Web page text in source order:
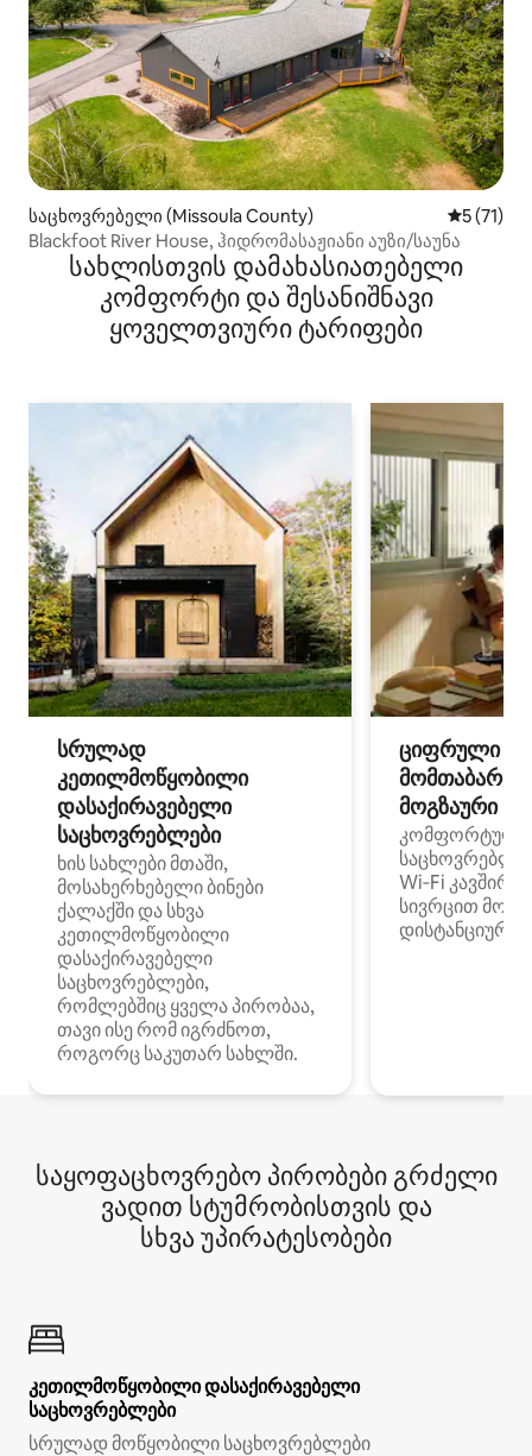
საცხოვრებელი (Missoula County) საშუალო
5 (71)
Blackfoot River House, ჰიდრომასაჟიანი აუზი/საუნა
სახლისთვის დამახასიათებელი
კომფორტი და შესანიშნავი
ყოველთვიური ტარიფები
სრულად
კეთილმოწყობილი
დასაქირავებელი
საცხოვრებლები
ხის სახლები მთაში,
მოსახერხებელი ბინები
ქალაქში და სხვა
კეთილმოწყობილი
დასაქირავებელი
საცხოვრებლები,
რომლებშიც ყველა პირობაა,
თავი ისე რომ იგრძნოთ,
როგორც საკუთარ სახლში.
ციფრული
მოგზაური
კომფორტული
Wi‑Fi
სივრცით
დისტანციური
საყოფაცხოვრებო პირობები გრძელი
ვადით სტუმრობისთვის და
სხვა უპირატესობები
კეთილმოწყობილი დასაქირავებელი
საცხოვრებლები
სრულად მოწყობილი საცხოვრებლები